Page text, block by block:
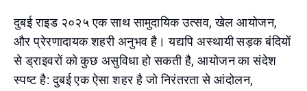
दुबई राइड २०२५ एक साथ सामुदायिक उत्सव, खेल आयोजन,
और प्रेरणादायक शहरी अनुभव है। यद्यपि अस्थायी सड़क बंदियों
से ड्राइवरों को कुछ असुविधा हो सकती है, आयोजन का संदेश
स्पष्ट है: दुबई एक ऐसा शहर है जो निरंतरता से आंदोलन,